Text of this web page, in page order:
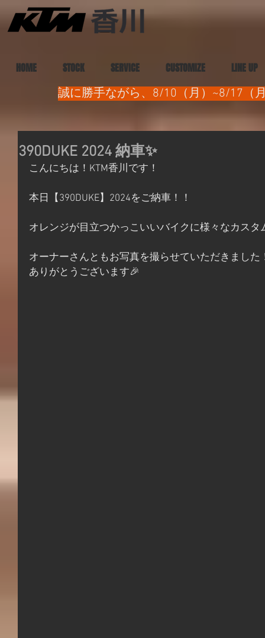
HOME STOCK SERVICE CUSTOMIZE LINE UP
誠に勝手ながら、8/10（月）~8/17（
390DUKE 2024 納車✨
こんにちは！KTM香川です！
本日【390DUKE】2024をご納車！！
オレンジが目立つかっこいいバイクに様々なカスタ
オーナーさんともお写真を撮らせていただきました
ありがとうございます🎉